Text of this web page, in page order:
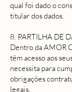
qual foi dado o
titular dos dados.
8. PARTILHA DE
Dentro da AMOR
têm acesso aos
necessita para
obrigações
legais.